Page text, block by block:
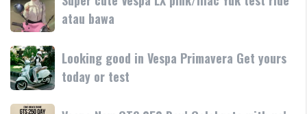
Terima
kasih
rilis
di
Medan!
•
Mesin
cute
Vespa
LX
pink/lilac
Yuk
test
ride
atau bawa
Looking
good
in
Vespa
Looking good in Vespa Primavera Get yours
today or test
Vespa